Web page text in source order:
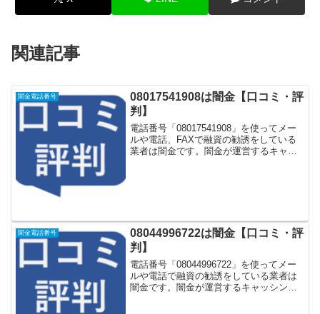
関連記事
闇金電話番号
08017541908は闇金【口コミ・評
判】
電話番号「08017541908」を使ってメー
ルや電話、FAXで融資の勧誘をしている
業者は闇金です。闇金が運営するキャッ
闇金電話番号
08044996722は闇金【口コミ・評
判】
電話番号「08044996722」を使ってメー
ルや電話で融資の勧誘をしている業者は
闇金です。闇金が運営するキャッシング